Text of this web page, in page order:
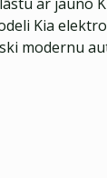
Kia
modernu